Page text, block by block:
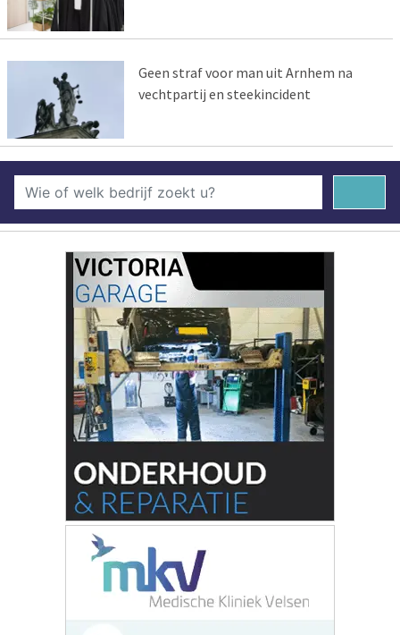
Geen straf voor man uit Arnhem na
vechtpartij en steekincident